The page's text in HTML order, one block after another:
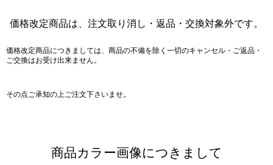
価格改定商品は、注文取り消し・返品・交換対象外です。
価格改定商品につきましては、商品の不備を除く一切のキャンセル・ご返品・
ご交換はお受け出来ません。
その点ご承知の上ご注文下さいませ。
商品カラー画像につきまして